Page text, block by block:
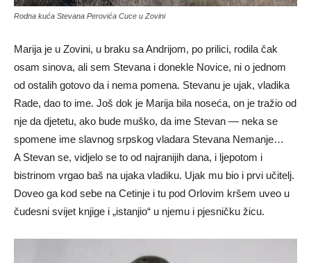
Rodna kuća Stevana Perovića Cuce u Zovini
Marija je u Zovini, u braku sa Andrijom, po prilici, rodila čak
osam sinova, ali sem Stevana i donekle Novice, ni o jednom
od ostalih gotovo da i nema pomena. Stevanu je ujak, vladika
Rade, dao to ime. Još dok je Marija bila noseća, on je tražio od
nje da djetetu, ako bude muško, da ime Stevan — neka se
spomene ime slavnog srpskog vladara Stevana Nemanje…
A Stevan se, vidjelo se to od najranijih dana, i ljepotom i
bistrinom vrgao baš na ujaka vladiku. Ujak mu bio i prvi učitelj.
Doveo ga kod sebe na Cetinje i tu pod Orlovim kršem uveo u
čudesni svijet knjige i „istanjio“ u njemu i pjesničku žicu.